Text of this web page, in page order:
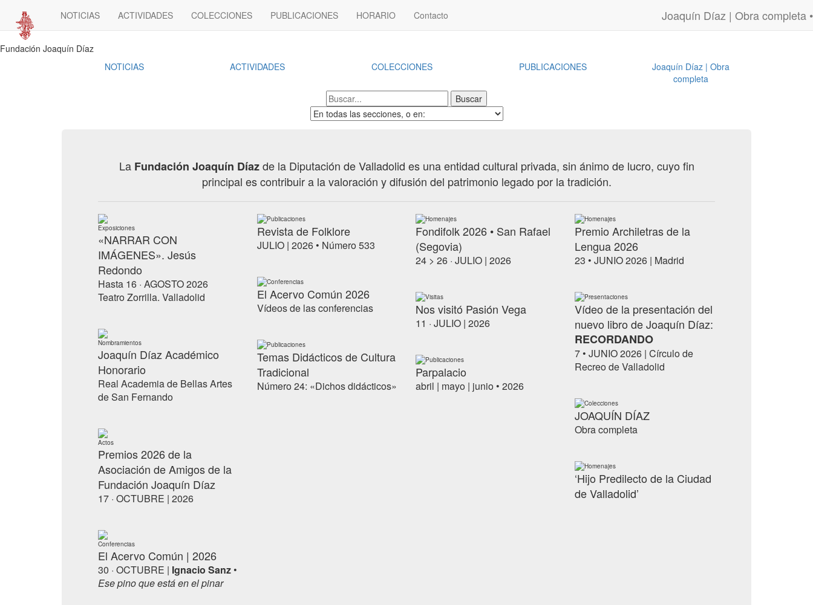
NOTICIAS ACTIVIDADES COLECCIONES PUBLICACIONES HORARIO Contacto Joaquín Díaz | Obra completa •
Fundación Joaquín Díaz
NOTICIAS
ACTIVIDADES COLECCIONES PUBLICACIONES
Joaquín Díaz | Obra
completa
La Fundación Joaquín Díazde la Diputación de Valladolid es una entidad cultural privada, sin ánimo de lucro, cuyo fin
principal es contribuir a la valoración y difusión del patrimonio legado por la tradición.
Exposiciones
«NARRAR CON
IMÁGENES». Jesús
Redondo
Hasta 16 · AGOSTO 2026
Teatro Zorrilla. Valladolid
Nombramientos
Joaquín Díaz Académico
Honorario
Real Academia de Bellas Artes
de San Fernando
Actos
Premios 2026 de la
Asociación de Amigos de la
Fundación Joaquín Díaz
17 · OCTUBRE | 2026
Conferencias
El Acervo Común | 2026
30 · OCTUBRE | Ignacio Sanz •
Ese pino que está en el pinar
Publicaciones
Revista de Folklore
JULIO | 2026 • Número 533
Conferencias
El Acervo Común 2026
Vídeos de las conferencias
Publicaciones
Temas Didácticos de Cultura
Tradicional
Número 24: «Dichos didácticos»
Homenajes
Fondifolk 2026 • San Rafael
(Segovia)
24 > 26 · JULIO | 2026
Visitas
Nos visitó Pasión Vega
11 · JULIO | 2026
Publicaciones
Parpalacio
abril | mayo | junio • 2026
Homenajes
Premio Archiletras de la
Lengua 2026
23 • JUNIO 2026 | Madrid
Presentaciones
Vídeo de la presentación del
nuevo libro de Joaquín Díaz:
RECORDANDO
7 • JUNIO 2026 | Círculo de
Recreo de Valladolid
Colecciones
JOAQUÍN DÍAZ
Obra completa
Homenajes
‘Hijo Predilecto de la Ciudad
de Valladolid’